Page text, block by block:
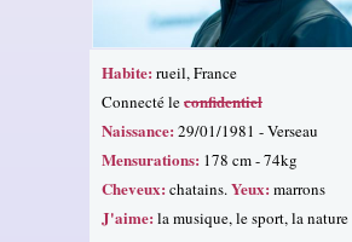
Habite: rueil, France
Connecté leconfidentiel
Naissance: 29/01/1981 - Verseau
Mensurations: 178 cm - 74kg
Cheveux: chatains.Yeux: marrons
J'aime: la musique, le sport, la nature